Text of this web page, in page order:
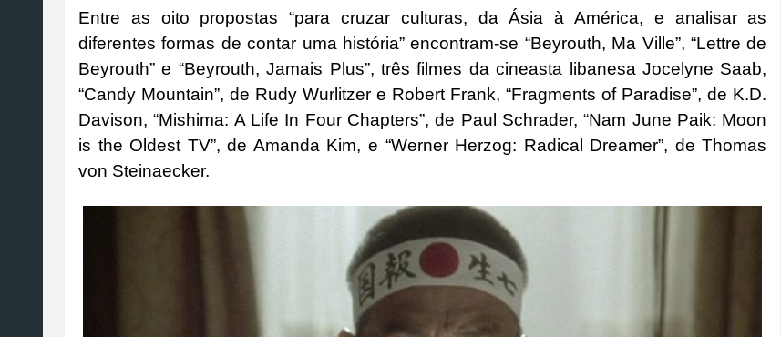
Entre as oito propostas “para cruzar culturas, da Ásia à América, e analisar as
diferentes formas de contar uma história” encontram-se “Beyrouth, Ma Ville”, “Lettre de
Beyrouth” e “Beyrouth, Jamais Plus”, três filmes da cineasta libanesa Jocelyne Saab,
“Candy Mountain”, de Rudy Wurlitzer e Robert Frank, “Fragments of Paradise”, de K.D.
Davison, “Mishima: A Life In Four Chapters”, de Paul Schrader, “Nam June Paik: Moon
is the Oldest TV”, de Amanda Kim, e “Werner Herzog: Radical Dreamer”, de Thomas
von Steinaecker.